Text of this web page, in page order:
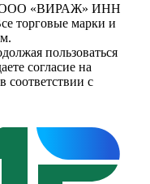
ООО «ВИРАЖ» ИНН
торговые марки и
пользоваться
согласие на
соответствии с